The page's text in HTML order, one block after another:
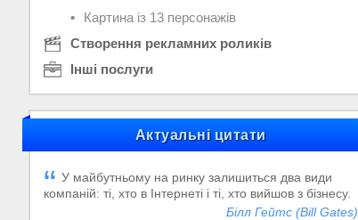
Картина із 13 персонажів
Створення рекламних роликів
Інші послуги
Актуальні цитати
У майбутньому на ринку залишиться два види
компаній: ті, хто в Інтернеті і ті, хто вийшов з бізнесу.
Білл Гейтс (Bill Gates)